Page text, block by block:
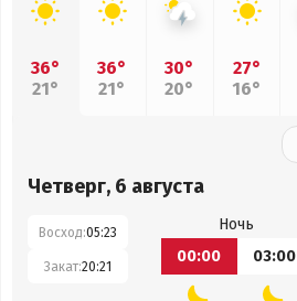
36°
21°
36°
21°
30°
20°
27°
16°
Четверг, 6 августа
Восход:05:23
Закат:20:21
Ночь
00:00
03:00